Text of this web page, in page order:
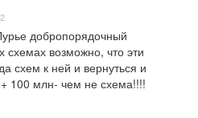
добропорядочный
схемах возможно, что эти
схем к ней и вернуться и
100 млн- чем не схема!!!!